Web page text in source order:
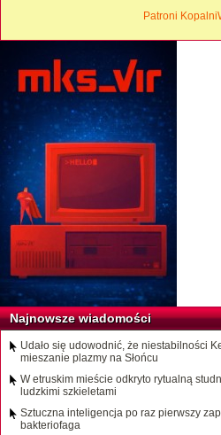
Patroni
Najnowsze wiadomości
Udało się udowodnić, że niestabilności
mieszanie plazmy na Słońcu
W etruskim mieście odkryto rytualną
ludzkimi szkieletami
Sztuczna inteligencja po raz pierwszy
bakteriofaga